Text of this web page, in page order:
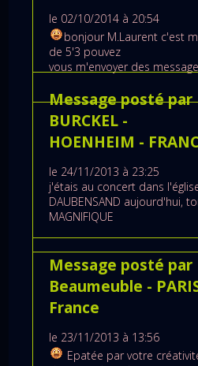
le 02/10/2014 à 20:54
bonjour M.Laurent c'est
de 5'3 pouvez
vous m'envoyer des
Message posté par
BURCKEL -
HOENHEIM -
le 24/11/2013 à 23:25
j'étais au concert dans
DAUBENSAND aujourd'hui,
MAGNIFIQUE
Message posté par
Beaumeuble -
France
le 23/11/2013 à 13:56
Epatée par votre